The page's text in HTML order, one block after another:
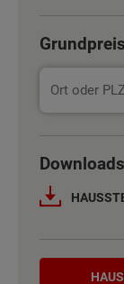
Netto-
Netto-
Grundpreis
Downloads